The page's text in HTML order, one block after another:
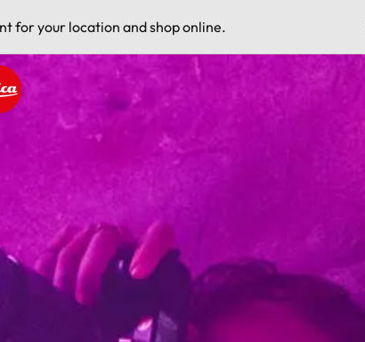
for your location and shop online.
logo - Home